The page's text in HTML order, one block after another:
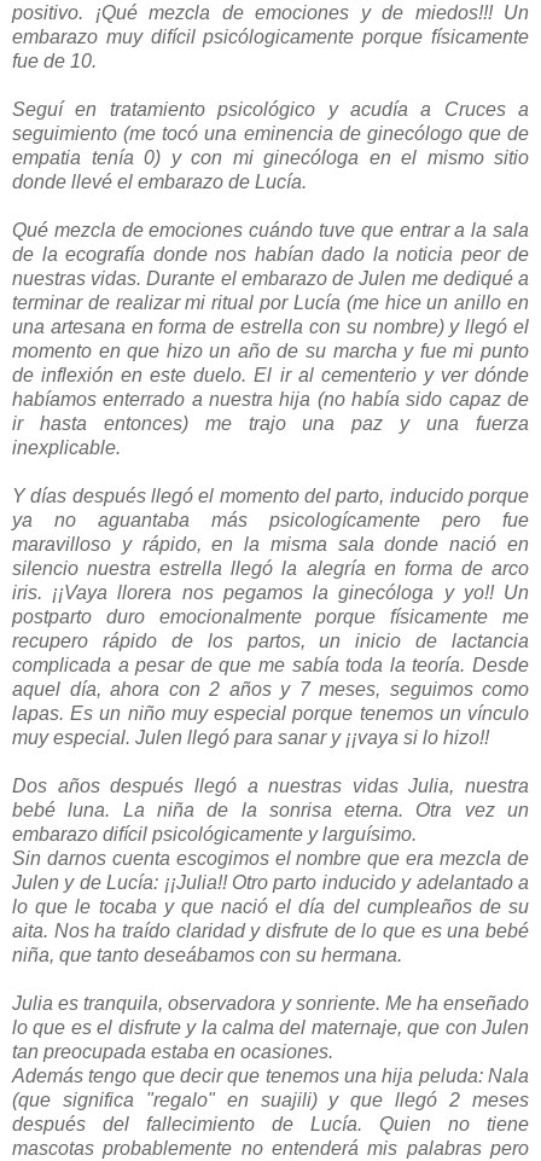
positivo. ¡Qué mezcla de emociones y de miedos!!! Un
embarazo muy difícil psicólogicamente porque físicamente
fue de 10.
Seguí en tratamiento psicológico y acudía a Cruces a
seguimiento (me tocó una eminencia de ginecólogo que de
empatia tenía 0) y con mi ginecóloga en el mismo sitio
donde llevé el embarazo de Lucía.
Qué mezcla de emociones cuándo tuve que entrar a la sala
de la ecografía donde nos habían dado la noticia peor de
nuestras vidas.Durante el embarazo de Julen me dediqué a
terminar de realizar mi ritual por Lucía (me hice un anillo en
una artesana en forma de estrella con su nombre) y llegó el
momento en que hizo un año de su marcha y fue mi punto
de inflexión en este duelo. El ir al cementerio y ver dónde
habíamos enterrado a nuestra hija (no había sido capaz de
ir hasta entonces) me trajo una paz y una fuerza
inexplicable.
Y días después llegó el momento del parto, inducido porque
ya no aguantaba más psicologícamente pero fue
maravilloso y rápido, en la misma sala donde nació en
silencio nuestra estrella llegó la alegría en forma de arco
iris. ¡¡Vaya llorera nos pegamos la ginecóloga y yo!! Un
postparto duro emocionalmente porque físicamente me
recupero rápido de los partos, un inicio de lactancia
complicada a pesar de que me sabía toda la teoría. Desde
aquel día, ahora con 2 años y 7 meses, seguimos como
lapas.Es un niño muy especial porque tenemos un vínculo
muy especial. Julen llegó para sanar y ¡¡vaya si lo hizo!!
Dos años después llegó a nuestras vidas Julia, nuestra
bebé luna. La niña de la sonrisa eterna. Otra vez un
embarazo difícil psicológicamente y larguísimo.
Sin darnos cuenta escogimos el nombre que era mezcla de
Julen y de Lucía: ¡¡Julia!! Otro parto inducido y adelantado a
lo que le tocaba y que nació el día del cumpleaños de su
aita. Nos ha traído claridad y disfrute de lo que es una bebé
niña, que tanto deseábamos con su hermana.
Julia es tranquila, observadora y sonriente. Me ha enseñado
lo que es el disfrute y la calma del maternaje, que con Julen
tan preocupada estaba en ocasiones.
Además tengo que decir que tenemos una hija peluda: Nala
(que significa "regalo" en suajili) y que llegó 2 meses
después del fallecimiento de Lucía. Quien no tiene
mascotas probablemente no entenderá mis palabras pero